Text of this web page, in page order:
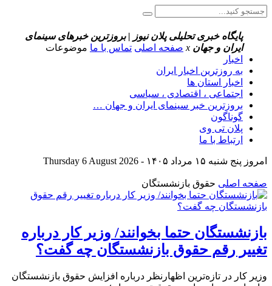
پایگاه خبری تحلیلی پلان نیوز | بروزترین خبرهای سینمای
ایران و جهان x صفحه اصلی تماس با ما موضوعات
اخبار
به روزترین اخبار ایران
اخبار استان ها
اجتماعی ، اقتصادی ، سیاسی
بروزترین خبر سینمای ایران و جهان …
گوناگون
پلان تی وی
ارتباط با ما
امروز پنج شنبه ۱۵ مرداد ۱۴۰۵ - Thursday 6 August 2026
صفحه اصلی حقوق بازنشستگان
بازنشستگان حتما بخوانند/ وزیر کار درباره
تغییر رقم حقوق بازنشستگان چه گفت؟
وزیر کار در تازه‌ترین اظهارنظر درباره افزایش حقوق بازنشستگان